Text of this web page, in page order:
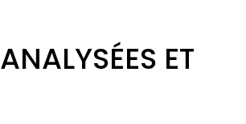
ANALYSÉES ET